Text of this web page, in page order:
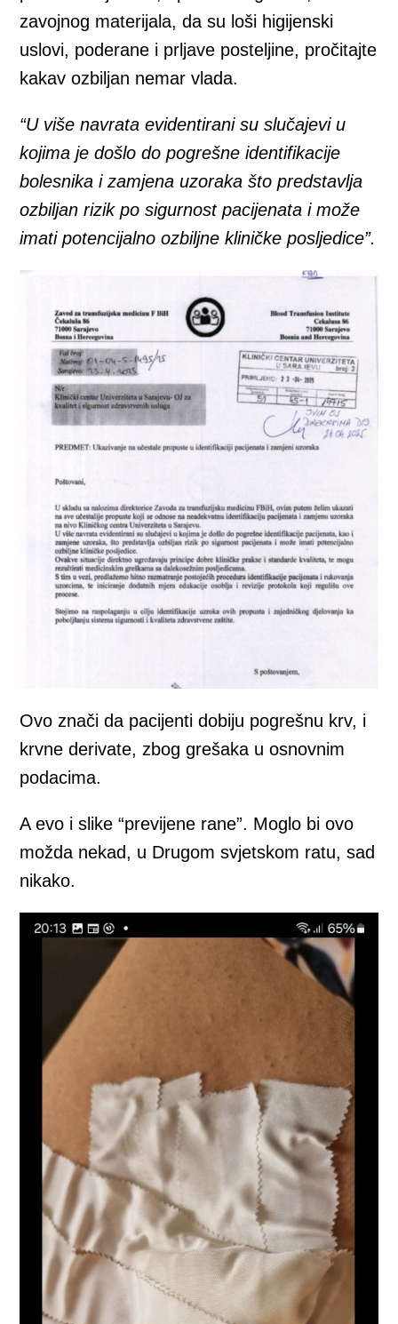
zavojnog materijala, da su loši higijenski
uslovi, poderane i prljave posteljine, pročitajte
kakav ozbiljan nemar vlada.
“U više navrata evidentirani su slučajevi u
kojima je došlo do pogrešne identifikacije
bolesnika i zamjena uzoraka što predstavlja
ozbiljan rizik po sigurnost pacijenata i može
imati potencijalno ozbiljne kliničke posljedice”.
Ovo znači da pacijenti dobiju pogrešnu krv, i
krvne derivate, zbog grešaka u osnovnim
podacima.
A evo i slike “previjene rane”. Moglo bi ovo
možda nekad, u Drugom svjetskom ratu, sad
nikako.